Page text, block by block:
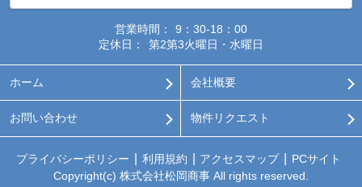
営業時間：
9：30-18：00
定休日：
第2第3火曜日・水曜日
ホーム 会社概要
お問い合わせ 物件リクエスト
プライバシーポリシー 利用規約 アクセスマップ
PCサイト
Copyright(c) 株式会社松岡商事 All rights reserved.